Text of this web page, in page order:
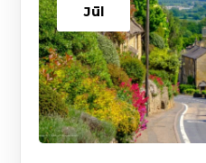
Jūl